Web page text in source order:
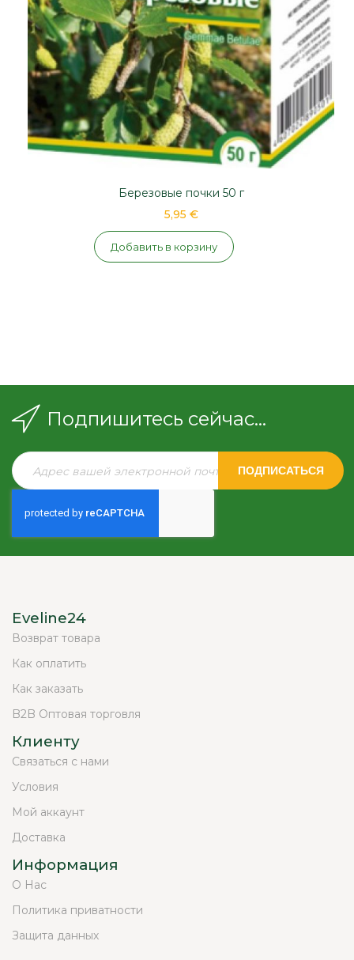
Березовые почки 50 г
5,95 €
Добавить в корзину
Подпишитесь сейчас...
ПОДПИСАТЬСЯ
Eveline24
Возврат товара
Как оплатить
Как заказать
B2B Оптовая торговля
Клиенту
Связаться с нами
Условия
Мой аккаунт
Доставка
Информация
О Нас
Политика приватности
Защита данных